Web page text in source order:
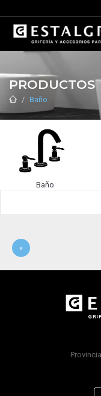
PRODUCTOS
Baño
Baño
«